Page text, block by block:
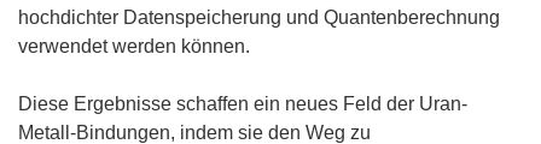
hochdichter Datenspeicherung und Quantenberechnung
verwendet werden können.
Diese Ergebnisse schaffen ein neues Feld der Uran-
Metall-Bindungen, indem sie den Weg zu